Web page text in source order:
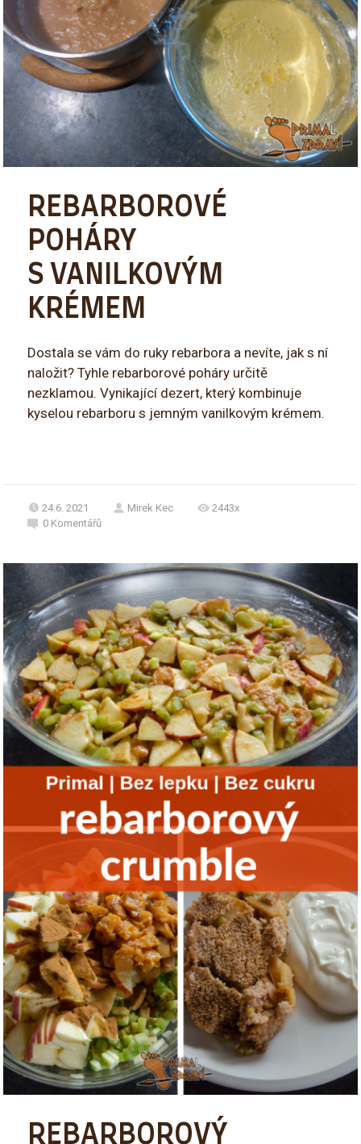
REBARBOROVÉ
POHÁRY
S VANILKOVÝM
KRÉMEM
Dostala se vám do ruky rebarbora a nevíte, jak s ní
naložit? Tyhle rebarborové poháry určitě
nezklamou. Vynikající dezert, který kombinuje
kyselou rebarboru s jemným vanilkovým krémem.
24.6. 2021 Mirek Kec
2443x
0 Komentářů
REBARBOROVÝ